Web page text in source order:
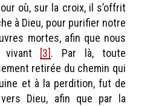
où, sur la croix, il s’offrit
à Dieu, pour purifier notre
mortes, afin que nous
vivant [3]. Par là, toute
retirée du chemin qui
et à la perdition, fut de
Dieu, afin que par la